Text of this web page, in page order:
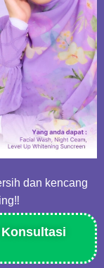
dan kencang